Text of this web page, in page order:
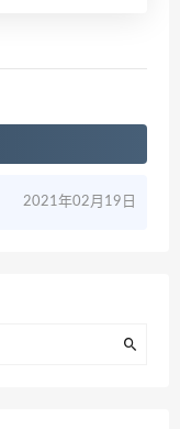
2021年02月19日